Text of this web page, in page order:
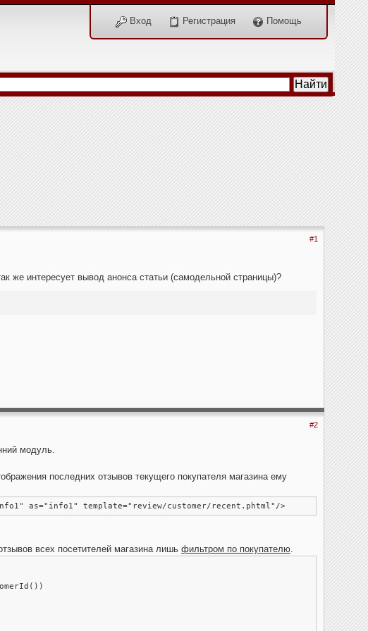
Вход Регистрация Помощь
#1
же интересует вывод анонса статьи (самодельной страницы)?
#2
модуль.
последних отзывов текущего покупателя магазина ему
as="info1" template="review/customer/recent.phtml"/>
всех посетителей магазина лишь фильтром по покупателю.